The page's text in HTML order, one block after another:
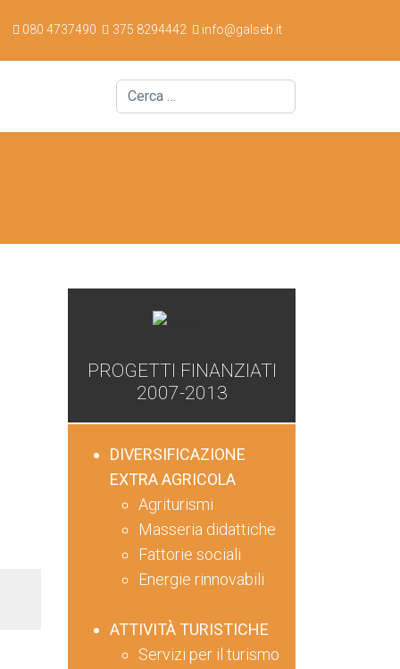
080 4737490 375 8294442 info@galseb.it
Cerca
PROGETTI FINANZIATI
2007-2013
DIVERSIFICAZIONE
EXTRA AGRICOLA
Agriturismi
Masseria didattiche
Fattorie sociali
Energie rinnovabili
ATTIVITÀ TURISTICHE
Servizi per il turismo